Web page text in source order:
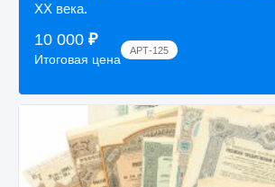
XX века.
10 000 ₽
Итоговая цена
АРТ-125